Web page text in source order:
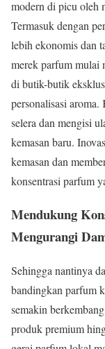
modern di picu oleh
Termasuk dengan
lebih ekonomis dan
merek parfum mulai
di butik-butik
personalisasi aroma.
selera dan mengisi
kemasan baru.
kemasan dan
konsentrasi parfum
Mendukung
Mengurangi
Sehingga nantinya
bandingkan parfum
semakin
produk premium